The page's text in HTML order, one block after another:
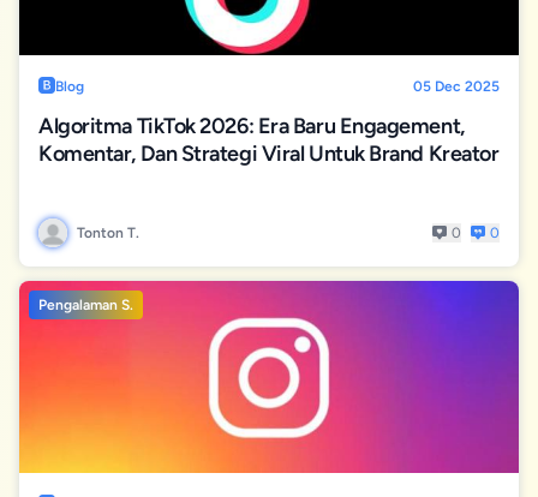
Blog 05 Dec 2025
Algoritma TikTok 2026: Era Baru Engagement,
Komentar, Dan Strategi Viral Untuk Brand Kreator
Tonton T. 0 0
Pengalaman S.